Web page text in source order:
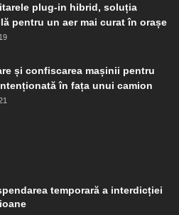
plug-in hibrid, soluția
pentru un aer mai curat în orașe
și confiscarea mașinii pentru
în fața unui camion
temporară a interdicției